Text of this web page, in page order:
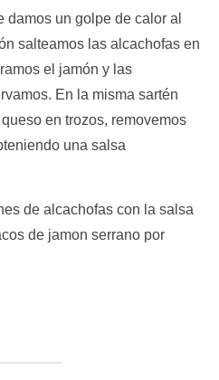
damos un golpe de calor al
salteamos las alcachofas en
el jamón y las
En la misma sartén
en trozos, removemos
una salsa
de alcachofas con la salsa
de jamon serrano por